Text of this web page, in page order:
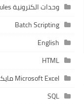
وحدات الكترونية Electronic Modules
Batch Scripting
English
HTML
Microsoft Excel مايكروسوفت إكسل
SQL